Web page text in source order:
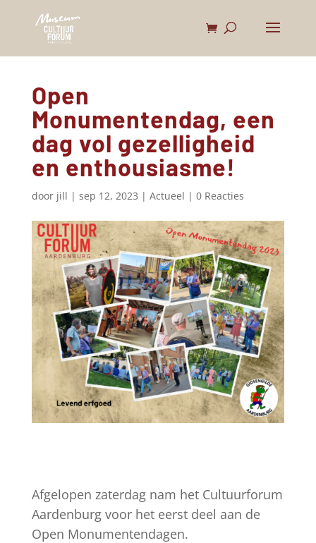
Open
Monumentendag, een
dag vol gezelligheid
en enthousiasme!
door jill | sep 12, 2023 | Actueel | 0 Reacties
Afgelopen zaterdag nam het Cultuurforum
Aardenburg voor het eerst deel aan de
Open Monumentendagen.